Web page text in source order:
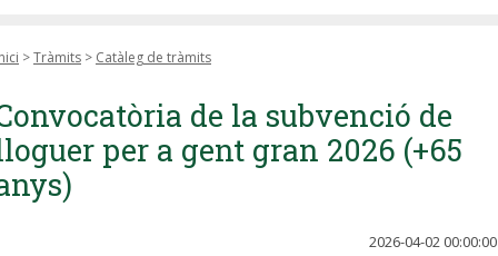
>Tràmits > Catàleg de tràmits
de la subvenció de
per a gent gran 2026 (+65
2026-04-02 00:00:00